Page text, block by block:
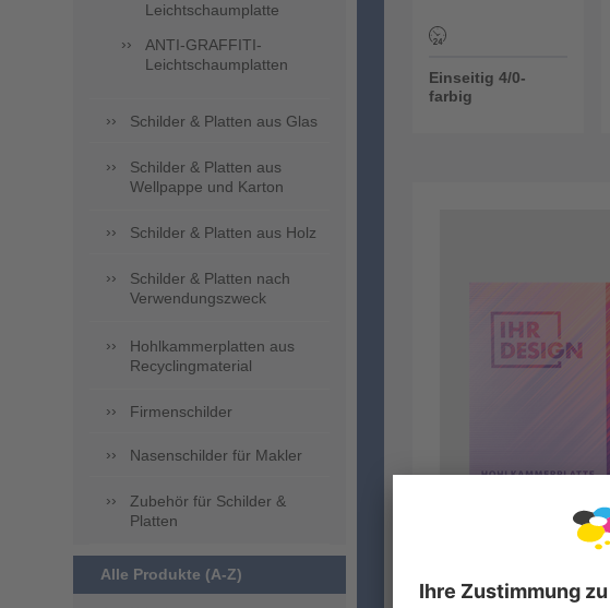
Leichtschaumplatte
ANTI-GRAFFITI-
Leichtschaumplatten
Schilder & Platten aus Glas
Schilder & Platten aus
Wellpappe und Karton
Schilder & Platten aus Holz
Schilder & Platten nach
Verwendungszweck
Hohlkammerplatten aus
Recyclingmaterial
Firmenschilder
Nasenschilder für Makler
Zubehör für Schilder &
Platten
Alle Produkte (A-Z)
Einseitig 4/0-
farbig